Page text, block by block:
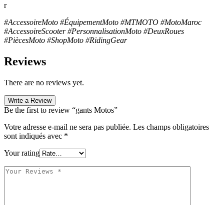
r
#AccessoireMoto #ÉquipementMoto #MTMOTO #MotoMaroc
#AccessoireScooter #PersonnalisationMoto #DeuxRoues
#PiècesMoto #ShopMoto #RidingGear
Reviews
There are no reviews yet.
Write a Review
Be the first to review “gants Motos”
Votre adresse e-mail ne sera pas publiée. Les champs obligatoires
sont indiqués avec *
Your rating